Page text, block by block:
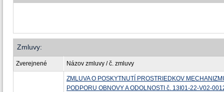
Zmluvy:
Zverejnené Názov zmluvy / č. zmluvy
ZMLUVA O POSKYTNUTÍ PROSTRIEDKOV
PODPORU OBNOVY A ODOLNOSTI č. 13I01-22-V02-